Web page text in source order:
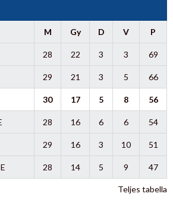
M Gy D V P
28 22 3 3 69
29 21 3 5 66
30 17 5 8 56
28 16 6 6 54
29 16 3 10 51
28 14 5 9 47
Teljes tabella